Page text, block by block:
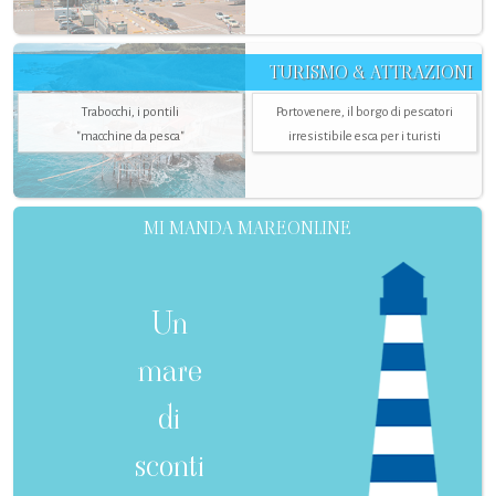
TURISMO & ATTRAZIONI
Trabocchi, i pontili
"macchine da pesca"
Portovenere, il borgo di pescatori
irresistibile esca per i turisti
MI MANDA MAREONLINE
Un
mare
di
sconti